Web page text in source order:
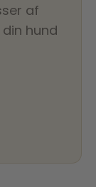
af
hund